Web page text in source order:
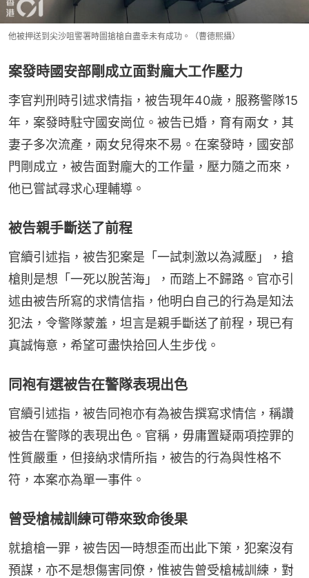
他被押送到尖沙咀警署時圖搶槍自盡幸未有成功。（曹德熙攝）
案發時國安部剛成立面對龐大工作壓力
李官判刑時引述求情指，被告現年40歲，服務警隊15
年，案發時駐守國安崗位。被告已婚，育有兩女，其
妻子多次流產，兩女兒得來不易。在案發時，國安部
門剛成立，被告面對龐大的工作量，壓力隨之而來，
他已嘗試尋求心理輔導。
被告親手斷送了前程
官續引述指，被告犯案是「一試刺激以為減壓」，搶
槍則是想「一死以脫苦海」，而踏上不歸路。官亦引
述由被告所寫的求情信指，他明白自己的行為是知法
犯法，令警隊蒙羞，坦言是親手斷送了前程，現已有
真誠悔意，希望可盡快拾回人生步伐。
同袍有選被告在警隊表現出色
官續引述指，被告同袍亦有為被告撰寫求情信，稱讚
被告在警隊的表現出色。官稱，毋庸置疑兩項控罪的
性質嚴重，但接納求情所指，被告的行為與性格不
符，本案亦為單一事件。
曾受槍械訓練可帶來致命後果
就搶槍一罪，被告因一時想歪而出此下策，犯案沒有
預謀，亦不是想傷害同僚，惟被告曾受槍械訓練，對